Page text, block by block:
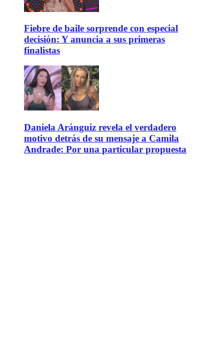
Fiebre de baile sorprende con especial
decisión: Y anuncia a sus primeras
finalistas
Daniela Aránguiz revela el verdadero
motivo detrás de su mensaje a Camila
Andrade: Por una particular propuesta